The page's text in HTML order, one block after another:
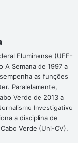
Fluminense (UFF-
A Semana de 1997 a
as funções
Paralelamente,
Verde de 2013 a
Investigativo
a disciplina de
Verde (Uni-CV).